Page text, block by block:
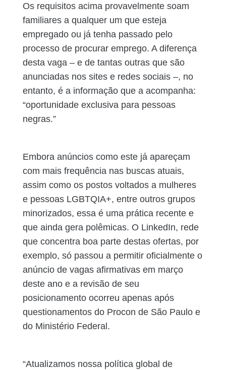
Os requisitos acima provavelmente soam
familiares a qualquer um que esteja
empregado ou já tenha passado pelo
processo de procurar emprego. A diferença
desta vaga – e de tantas outras que são
anunciadas nos sites e redes sociais –, no
entanto, é a informação que a acompanha:
“oportunidade exclusiva para pessoas
negras.”
Embora anúncios como este já apareçam
com mais frequência nas buscas atuais,
assim como os postos voltados a mulheres
e pessoas LGBTQIA+, entre outros grupos
minorizados, essa é uma prática recente e
que ainda gera polêmicas. O LinkedIn, rede
que concentra boa parte destas ofertas, por
exemplo, só passou a permitir oficialmente o
anúncio de vagas afirmativas em março
deste ano e a revisão de seu
posicionamento ocorreu apenas após
questionamentos do Procon de São Paulo e
do Ministério Federal.
“Atualizamos nossa política global de